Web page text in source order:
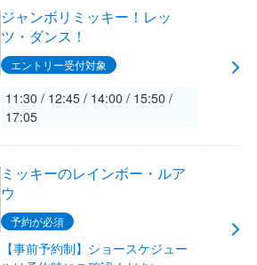
ジャンボリミッキー！レッ
ツ・ダンス！
エントリー受付対象
11:30 / 12:45 / 14:00 / 15:50 /
17:05
ミッキーのレインボー・ルア
ウ
予約が必須
【事前予約制】ショースケジュー